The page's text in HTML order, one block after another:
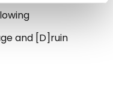
and [D]ruin